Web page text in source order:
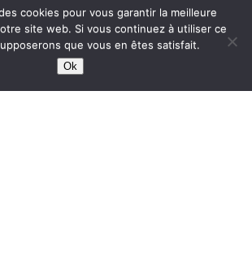
site is protected bywp-copyrightpro.com
cookies pour vous garantir la meilleure
site web. Si vous continuez à utiliser ce
que vous en êtes satisfait.
Ok